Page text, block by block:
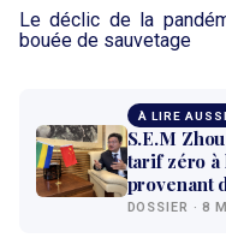
Le déclic de la
bouée de sauvetage
À LIRE AUSSI
S.E.M
tarif zéro
provenant
DOSSIER · 8